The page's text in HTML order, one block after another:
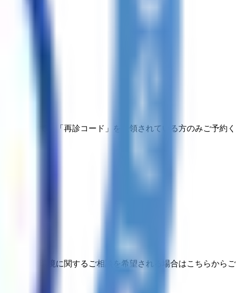
を受けて、「再診コード」を受領されている方のみご予約く
業衛生環境に関するご相談を希望される場合はこちらからご